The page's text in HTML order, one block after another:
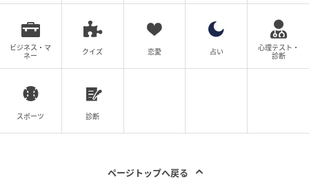
ビジネス・マ
ネー
クイズ 恋愛 占い
心理テスト・
診断
スポーツ 診断
ページトップへ戻る